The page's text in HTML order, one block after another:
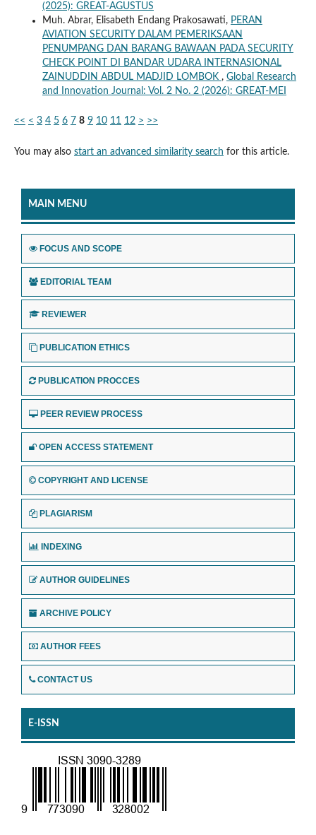
(2025): GREAT-AGUSTUS
Muh. Abrar, Elisabeth Endang Prakosawati, PERAN
AVIATION SECURITY DALAM PEMERIKSAAN
PENUMPANG DAN BARANG BAWAAN PADA SECURITY
CHECK POINT DI BANDAR UDARA INTERNASIONAL
ZAINUDDIN ABDUL MADJID LOMBOK , Global Research
and Innovation Journal: Vol. 2 No. 2 (2026): GREAT-MEI
<< < 3 4 5 6 7 8 9 10 11 12 > >>
You may also start an advanced similarity search for this article.
MAIN MENU
FOCUS AND SCOPE
EDITORIAL TEAM
REVIEWER
PUBLICATION ETHICS
PUBLICATION PROCCES
PEER REVIEW PROCESS
OPEN ACCESS STATEMENT
COPYRIGHT AND LICENSE
PLAGIARISM
INDEXING
AUTHOR GUIDELINES
ARCHIVE POLICY
AUTHOR FEES
CONTACT US
E-ISSN